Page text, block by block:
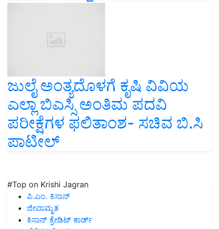
ಜುಲೈ ಅಂತ್ಯದೊಳಗೆ ಕೃಷಿ ವಿವಿಯ
ಎಲ್ಲಾ ಬಿಎಸ್ಸಿ ಅಂತಿಮ ಪದವಿ
ಪರೀಕ್ಷೆಗಳ ಫಲಿತಾಂಶ- ಸಚಿವ ಬಿ.ಸಿ
ಪಾಟೀಲ್
#Top on Krishi Jagran
ಪಿ.ಎಂ. ಕಿಸಾನ್
ಜೀವಾಮೃತ
ಕಿಸಾನ್ ಕ್ರೇಡಿಟ್ ಕಾರ್ಡ್